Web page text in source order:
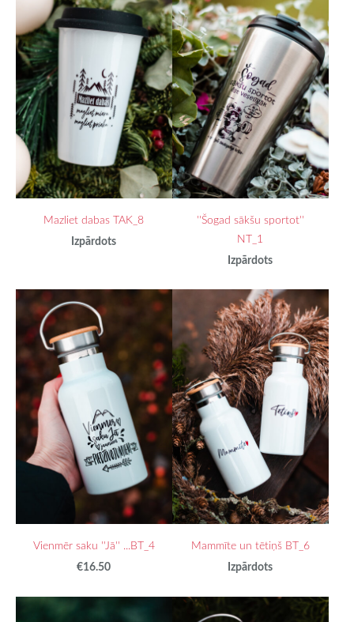
Mazliet dabas TAK_8
Izpārdots
''Šogad sākšu sportot''
NT_1
Izpārdots
Vienmēr saku ''Jā'' ...BT_4
€16.50
Mammīte un tētiņš BT_6
Izpārdots